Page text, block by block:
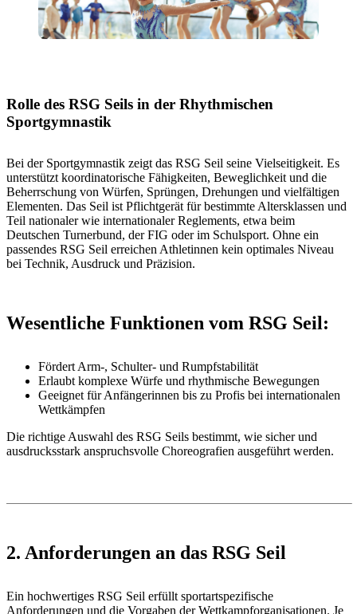
Rolle des RSG Seils in der Rhythmischen
Sportgymnastik
Bei der Sportgymnastik zeigt das RSG Seil seine Vielseitigkeit. Es
unterstützt koordinatorische Fähigkeiten, Beweglichkeit und die
Beherrschung von Würfen, Sprüngen, Drehungen und vielfältigen
Elementen. Das Seil ist Pflichtgerät für bestimmte Altersklassen und
Teil nationaler wie internationaler Reglements, etwa beim
Deutschen Turnerbund, der FIG oder im Schulsport. Ohne ein
passendes RSG Seil erreichen Athletinnen kein optimales Niveau
bei Technik, Ausdruck und Präzision.
Wesentliche Funktionen vom RSG Seil:
Fördert Arm-, Schulter- und Rumpfstabilität
Erlaubt komplexe Würfe und rhythmische Bewegungen
Geeignet für Anfängerinnen bis zu Profis bei internationalen
Wettkämpfen
Die richtige Auswahl des RSG Seils bestimmt, wie sicher und
ausdrucksstark anspruchsvolle Choreografien ausgeführt werden.
2. Anforderungen an das RSG Seil
Ein hochwertiges RSG Seil erfüllt sportartspezifische
Anforderungen und die Vorgaben der Wettkampforganisationen. Je